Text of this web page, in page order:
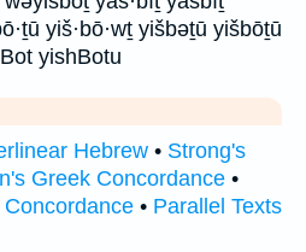
yiš·bō·wṯ yišbəṯū yišbōṯū
yishBotu
Hebrew • Strong's
Greek Concordance •
• Parallel Texts